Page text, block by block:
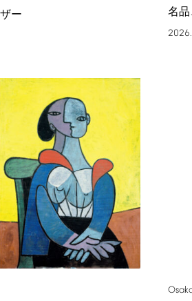
ー
名品